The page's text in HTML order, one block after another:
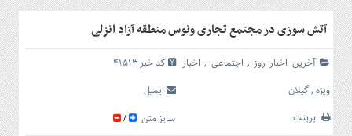
اجتماعی
گیلان
سیاسی
فرهنگی
آتش سوزی در مجتمع تجاری ونوس منطقه آزاد انزلی
آخرین اخبار روز , اجتماعی , اخبار
ویژه,گیلان
کد خبر 41513
ایمیل
پرینت
سایز متن /